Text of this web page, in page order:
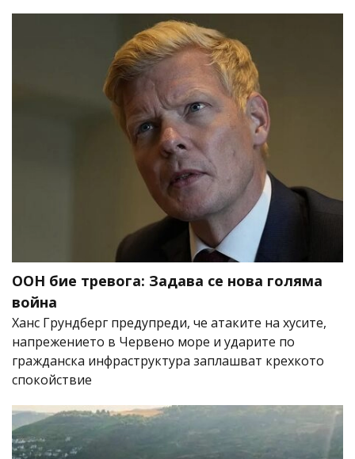
ООН бие тревога: Задава се нова голяма
война
Ханс Грундберг предупреди, че атаките на хусите,
напрежението в Червено море и ударите по
гражданска инфраструктура заплашват крехкото
спокойствие